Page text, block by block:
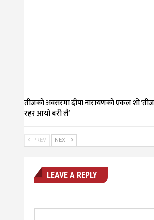
तीजको अवसरमा दीपा नारायणको एकल शो
रहर आयो बरी लै’
PREV NEXT
LEAVE A REPLY